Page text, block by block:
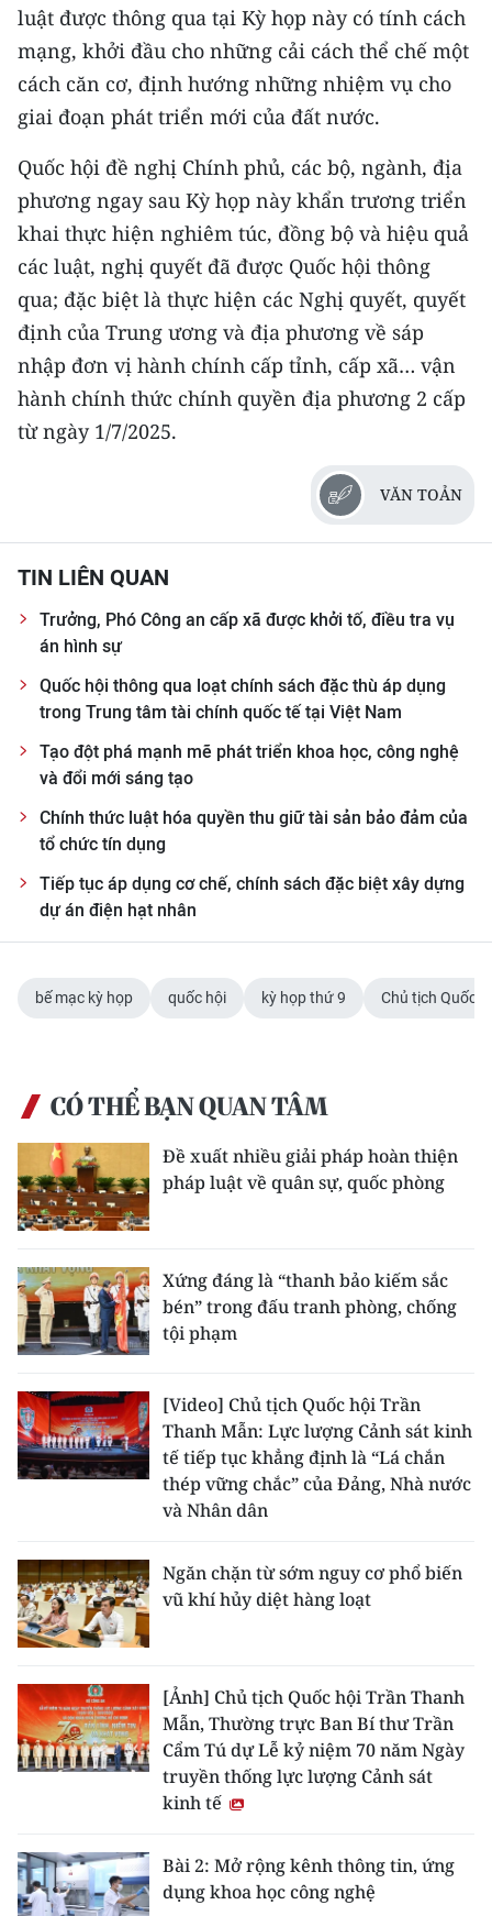
luật được thông qua tại Kỳ họp này có tính cách
mạng, khởi đầu cho những cải cách thể chế một
cách căn cơ, định hướng những nhiệm vụ cho
giai đoạn phát triển mới của đất nước.
Quốc hội đề nghị Chính phủ, các bộ, ngành, địa
phương ngay sau Kỳ họp này khẩn trương triển
khai thực hiện nghiêm túc, đồng bộ và hiệu quả
các luật, nghị quyết đã được Quốc hội thông
qua; đặc biệt là thực hiện các Nghị quyết, quyết
định của Trung ương và địa phương về sáp
nhập đơn vị hành chính cấp tỉnh, cấp xã… vận
hành chính thức chính quyền địa phương 2 cấp
từ ngày 1/7/2025.
VĂN TOẢN
TIN LIÊN QUAN
Trưởng, Phó Công an cấp xã được khởi tố, điều tra vụ
án hình sự
Quốc hội thông qua loạt chính sách đặc thù áp dụng
trong Trung tâm tài chính quốc tế tại Việt Nam
Tạo đột phá mạnh mẽ phát triển khoa học, công nghệ
và đổi mới sáng tạo
Chính thức luật hóa quyền thu giữ tài sản bảo đảm của
tổ chức tín dụng
Tiếp tục áp dụng cơ chế, chính sách đặc biệt xây dựng
dự án điện hạt nhân
bế mạc kỳ họp quốc hội kỳ họp thứ 9 Chủ tịch Quốc
CÓ THỂ BẠN QUAN TÂM
Đề xuất nhiều giải pháp hoàn thiện
pháp luật về quân sự, quốc phòng
Xứng đáng là “thanh bảo kiếm sắc
bén” trong đấu tranh phòng, chống
tội phạm
[Video] Chủ tịch Quốc hội Trần
Thanh Mẫn: Lực lượng Cảnh sát kinh
tế tiếp tục khẳng định là “Lá chắn
thép vững chắc” của Đảng, Nhà nước
và Nhân dân
Ngăn chặn từ sớm nguy cơ phổ biến
vũ khí hủy diệt hàng loạt
[Ảnh] Chủ tịch Quốc hội Trần Thanh
Mẫn, Thường trực Ban Bí thư Trần
Cẩm Tú dự Lễ kỷ niệm 70 năm Ngày
truyền thống lực lượng Cảnh sát
kinh tế
Bài 2: Mở rộng kênh thông tin, ứng
dụng khoa học công nghệ